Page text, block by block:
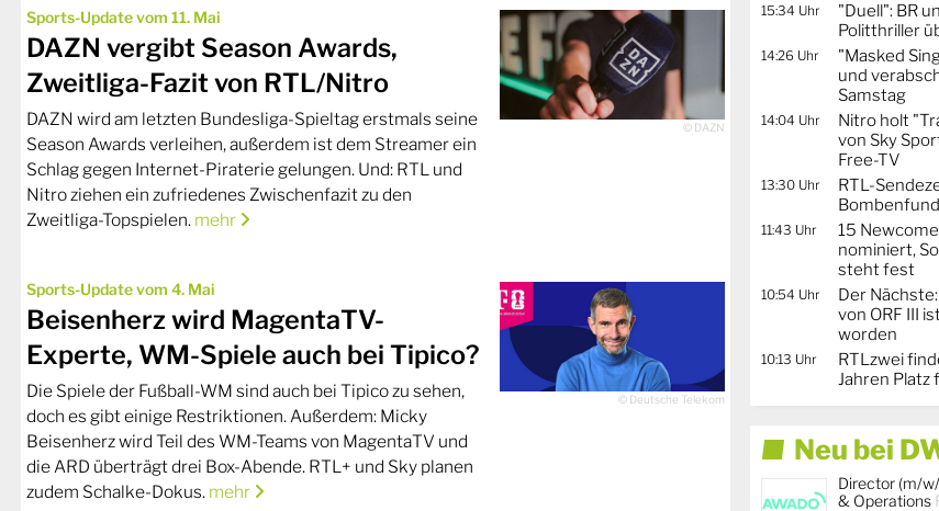
Sports-Update vom 11. Mai
DAZN vergibt Season Awards,
Zweitliga-Fazit von RTL/Nitro
DAZN wird am letzten Bundesliga-Spieltag erstmals seine
Season Awards verleihen, außerdem ist dem Streamer ein
Schlag gegen Internet-Piraterie gelungen. Und: RTL und
Nitro ziehen ein zufriedenes Zwischenfazit zu den
Zweitliga-Topspielen. mehr
© DAZN
Sports-Update vom 4. Mai
Beisenherz wird MagentaTV-
Experte, WM-Spiele auch bei Tipico?
Die Spiele der Fußball-WM sind auch bei Tipico zu sehen,
doch es gibt einige Restriktionen. Außerdem: Micky
Beisenherz wird Teil des WM-Teams von MagentaTV und
die ARD überträgt drei Box-Abende. RTL+ und Sky planen
zudem Schalke-Dokus. mehr
© Deutsche Telekom
15:34 Uhr
"Duell": BR
Politthriller
14:26 Uhr
"Masked
und
Samstag
14:04 Uhr
Nitro holt
von Sky
Free-TV
13:30 Uhr
RTL-
11:43 Uhr
15
nominiert,
steht fest
10:54 Uhr
Der
von ORF III
worden
10:13 Uhr
RTLzwei
Jahren Platz
Neu bei
Director (m/
& Operations